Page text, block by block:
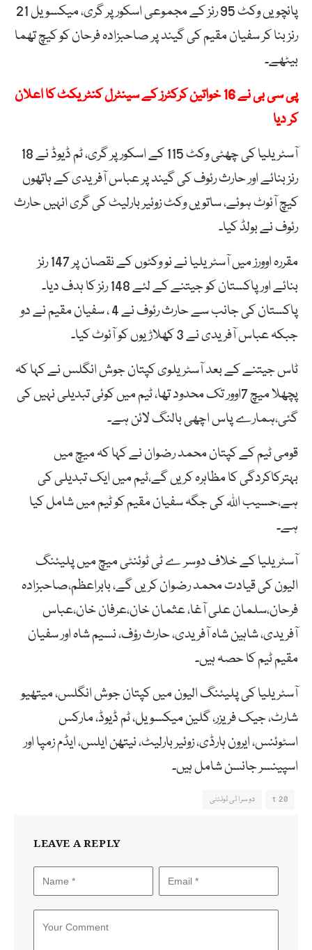
پانچویں وکٹ 95 رنز کے مجموعی اسکور پر گری، میکسویل 21
رنز بنا کر سفیان مقیم کی گیند پر صاحبزادہ فرحان کو کیچ تھما
بیٹھے۔
پی سی بی نے 16 خواتین کرکٹرز کے سینٹرل کنٹریکٹ کا اعلان
کر دیا
آسٹریلیا کی چھٹی وکٹ 115 کے اسکور پر گری، ٹم ڈیوڈ نے 18
رنز بنائے اور حارث رئوف کی گیند پر عباس آفریدی کے ہاتھوں
کیچ آئوٹ ہوئے، ساتویں وکٹ زوئیر بارلیٹ کی گری انہیں حارث
رئوف نے بولڈ کیا۔
مقررہ اوورز میں آسٹریلیا نے نو وکٹوں کے نقصان پر 147 رنز
بنائے اور پاکستان کو جیتنے کے لئے 148 رنز کا ہدف دیا۔
پاکستان کی جانب سے حارث رئوف نے 4 ، سفیان مقیم نے دو
جبکہ عباس آفریدی نے 3 کھلاڑیوں کو آئوٹ کیا۔
ٹاس جیتنے کے بعد آسٹریلوی کپتان جوش انگلس نے کہا کہ
پچھلا میچ 7اوور تک محدود تھا، ٹیم میں کوئی تبدیلی نہیں کی
گئی،ہمارے پاس اچھی بالنگ لائن ہے۔
قومی ٹیم کے کپتان محمد رضوان نے کہا کہ میچ میں
بہترکاکردگی کا مظاہرہ کریں گے،ٹیم میں ایک تبدیلی کی
ہے،حسیب اللہ کی جگہ سفیان مقیم کو ٹیم میں شامل کیا
ہے۔
آسٹریلیا کے خلاف دوسر ے ٹی ٹوئنٹی میچ میں پلیئنگ
الیون کی قیادت محمد رضوان کریں گے، بابراعظم،صاحبزادہ
فرحان،سلمان علی آغا، عثمان خان،عرفان خان،عباس
آفریدی، شاہین شاہ آفریدی، حارث رؤف، نسیم شاہ اور سفیان
مقیم ٹیم کا حصہ ہیں۔
آسٹریلیا کی پلیئنگ الیون میں کپتان جوش انگلس، میتھیو
شارٹ، جیک فریزر، گلین میکسویل، ٹم ڈیوڈ، مارکس
اسٹوئنس، ایرون ہارڈی، زوئیر بارلیٹ، نیتھن ایلس، ایڈم زمپا اور
اسپینسر جانسن شامل ہیں۔
t 20 دوسرا ٹی ٹوئنٹی
LEAVE A REPLY